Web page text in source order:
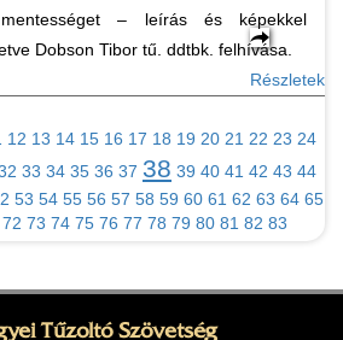
mentességet – leírás és képekkel
Dobson Tibor tű. ddtbk. felhívása.
Részletek
12 13 14 15 16 17 18 19 20 21 22 23 24
33 34 35 36 37 38 39 40 41 42 43 44
53 54 55 56 57 58 59 60 61 62 63 64 65
72 73 74 75 76 77 78 79 80 81 82 83
Tűzoltó Szövetség